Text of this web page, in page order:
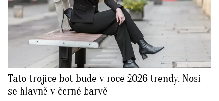
Tato trojice bot bude v roce 2026 trendy. Nosí
se hlavně v černé barvě